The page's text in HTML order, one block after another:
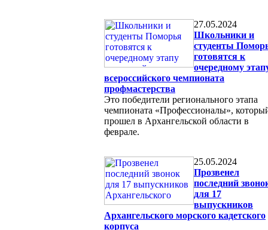
27.05.2024
Школьники и
студенты
готовятся к
очередному
всероссийского чемпионата
профмастерства
Это победители регионального этапа
чемпионата «Профессионалы»,
прошел в Архангельской области в
феврале.
25.05.2024
Прозвенел
последний
для 17
выпускников
Архангельского морского кадетского
корпуса